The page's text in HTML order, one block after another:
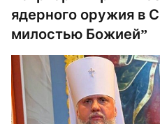
ядерного оружия в
милостью Божией”